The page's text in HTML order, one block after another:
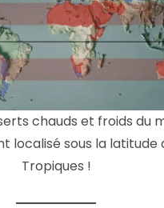
chauds et froids du
localisé sous la latitude
Tropiques !